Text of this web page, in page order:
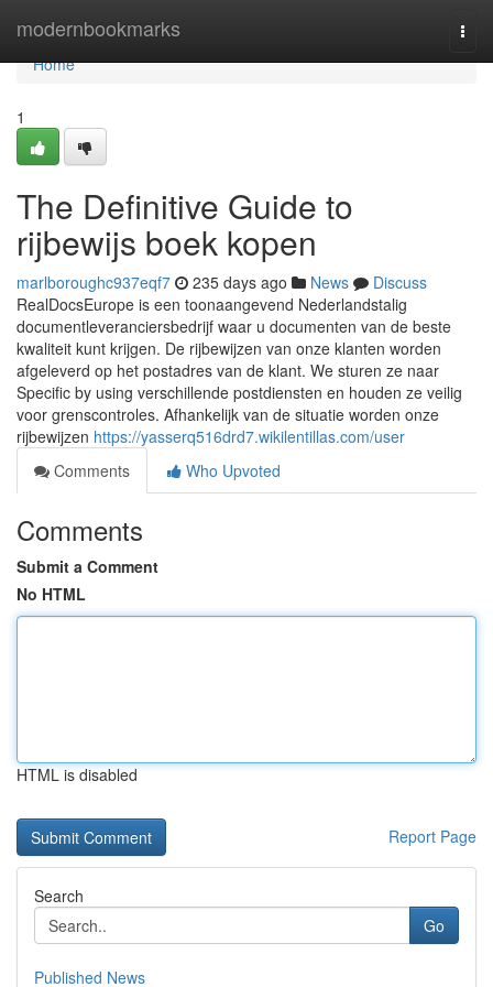
modernbookmarks
Home
Home
1
The Definitive Guide to
rijbewijs boek kopen
marlboroughc937eqf7 235 days ago News
Discuss
RealDocsEurope is een toonaangevend Nederlandstalig
documentleveranciersbedrijf waar u documenten van de beste
kwaliteit kunt krijgen. De rijbewijzen van onze klanten worden
afgeleverd op het postadres van de klant. We sturen ze naar
Specific by using verschillende postdiensten en houden ze veilig
voor grenscontroles. Afhankelijk van de situatie worden onze
rijbewijzen https://yasserq516drd7.wikilentillas.com/user
Comments
Who Upvoted
Comments
Submit a Comment
No HTML
HTML is disabled
Report Page
Search
Go
Published News